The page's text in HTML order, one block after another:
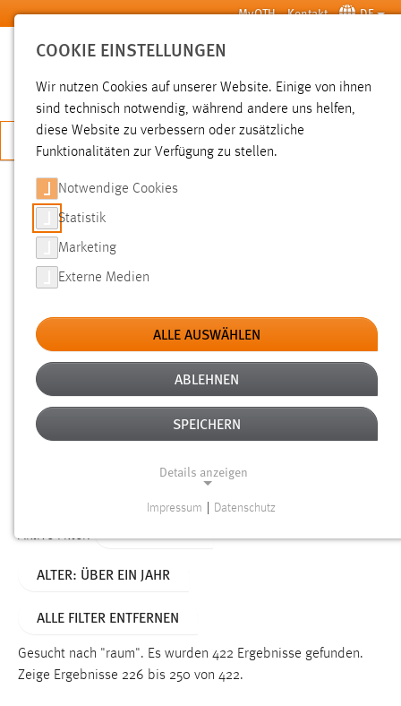
Zum Hauptinhalt springen MyOTH Kontakt DE
SUCHE
JETZT BEWERBEN
SUCHE
FILTER
Typ
Erstellungsdatum
Alter
Aktive Filter:
ALTER: ÜBER EIN JAHR
ALLE FILTER ENTFERNEN
Gesucht nach "raum". Es wurden 422 Ergebnisse gefunden.
Zeige Ergebnisse 226 bis 250 von 422.
COOKIE EINSTELLUNGEN
Wir nutzen Cookies auf unserer Website. Einige von ihnen
sind technisch notwendig, während andere uns helfen,
diese Website zu verbessern oder zusätzliche
Funktionalitäten zur Verfügung zu stellen.
Notwendige Cookies
Statistik
Marketing
Externe Medien
ALLE AUSWÄHLEN
ABLEHNEN
SPEICHERN
Details anzeigen
Funktionen und sind für die einwandfreie Funktion der
Name:
Impressum Datenschutz